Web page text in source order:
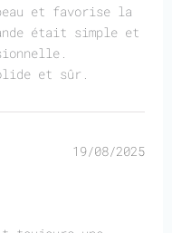
et favorise la
était simple et
et sûr.
19/08/2025